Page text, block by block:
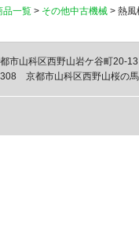
品一覧 > その他中古機械 > 熱風
市山科区西野山岩ケ谷町20-
京都市山科区西野山桜の